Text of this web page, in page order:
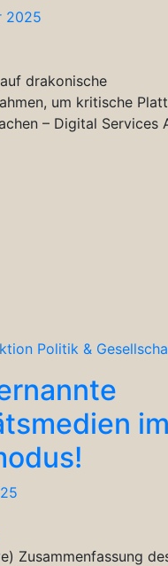
2025
drakonische
um kritische
– Digital Services
Politik &
im
Zusammenfassung